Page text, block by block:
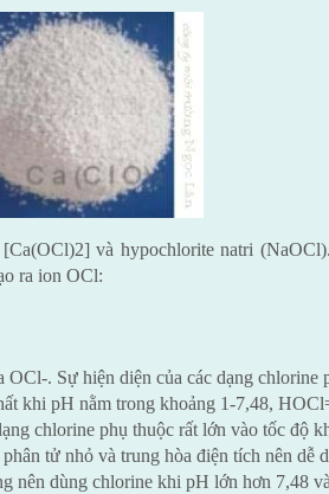
và hypochlorite natri
ra ion OCl:
. Sự hiện diện của các dạng
khi pH nằm trong khoảng 1-7,48,
chlorine phụ thuộc rất lớn vào tốc độ
tử nhỏ và trung hòa điện tích nên dễ
nên dùng chlorine khi pH lớn hơn 7,48